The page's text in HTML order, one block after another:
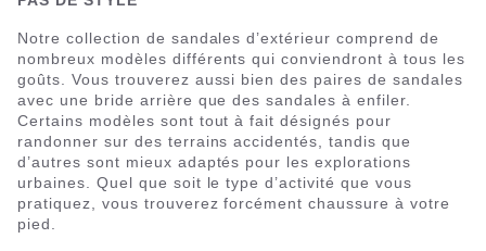
Notre collection de sandales d’extérieur comprend de
nombreux modèles différents qui conviendront à tous les
goûts. Vous trouverez aussi bien des paires de sandales
avec une bride arrière que des sandales à enfiler.
Certains modèles sont tout à fait désignés pour
randonner sur des terrains accidentés, tandis que
d’autres sont mieux adaptés pour les explorations
urbaines. Quel que soit le type d’activité que vous
pratiquez, vous trouverez forcément chaussure à votre
pied.